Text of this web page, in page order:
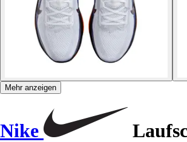
Mehr anzeigen
Nike